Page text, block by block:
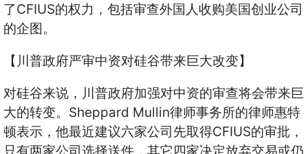
了CFIUS的权力，包括审查外国人收购美国创业公司
的企图。
【川普政府严审中资对硅谷带来巨大改变】
对硅谷来说，川普政府加强对中资的审查将会带来巨
大的转变。Sheppard Mullin律师事务所的律师惠特
顿表示，他最近建议六家公司先取得CFIUS的审批，